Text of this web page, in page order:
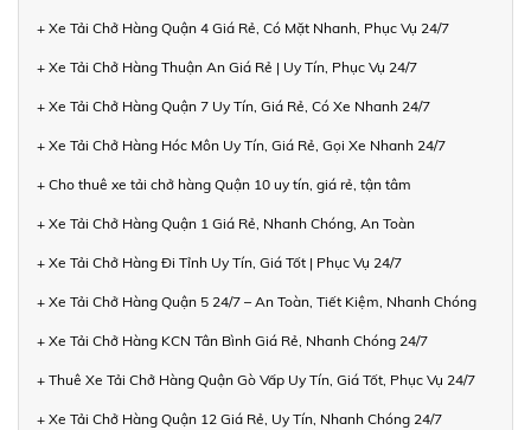
+ Xe Tải Chở Hàng Quận 4 Giá Rẻ, Có Mặt Nhanh, Phục Vụ 24/7
+ Xe Tải Chở Hàng Thuận An Giá Rẻ | Uy Tín, Phục Vụ 24/7
+ Xe Tải Chở Hàng Quận 7 Uy Tín, Giá Rẻ, Có Xe Nhanh 24/7
+ Xe Tải Chở Hàng Hóc Môn Uy Tín, Giá Rẻ, Gọi Xe Nhanh 24/7
+ Cho thuê xe tải chở hàng Quận 10 uy tín, giá rẻ, tận tâm
+ Xe Tải Chở Hàng Quận 1 Giá Rẻ, Nhanh Chóng, An Toàn
+ Xe Tải Chở Hàng Đi Tỉnh Uy Tín, Giá Tốt | Phục Vụ 24/7
+ Xe Tải Chở Hàng Quận 5 24/7 – An Toàn, Tiết Kiệm, Nhanh Chóng
+ Xe Tải Chở Hàng KCN Tân Bình Giá Rẻ, Nhanh Chóng 24/7
+ Thuê Xe Tải Chở Hàng Quận Gò Vấp Uy Tín, Giá Tốt, Phục Vụ 24/7
+ Xe Tải Chở Hàng Quận 12 Giá Rẻ, Uy Tín, Nhanh Chóng 24/7